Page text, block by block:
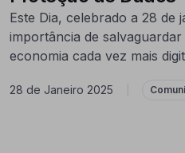
Este Dia, celebrado a 28 de
importância de
economia cada vez mais
28 de Janeiro 2025